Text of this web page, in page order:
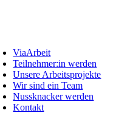
ViaArbeit
Teilnehmer:in werden
Unsere Arbeitsprojekte
Wir sind ein Team
Nussknacker werden
Kontakt